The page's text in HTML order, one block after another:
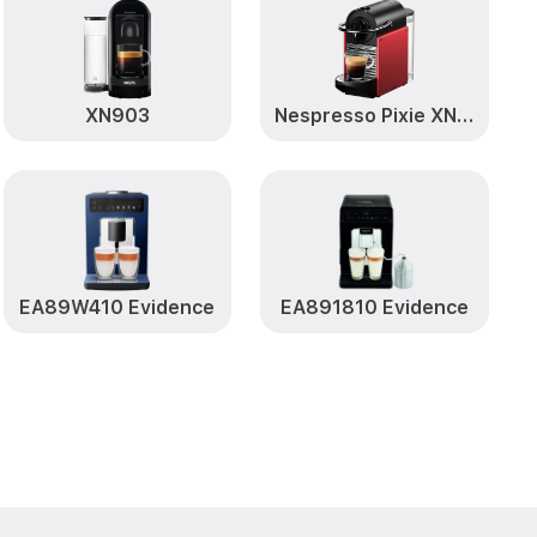
Заказать
Krups Заказать
XN903 Nespresso Pixie XN 3006
EA89W410 Evidence EA891810 Evidence